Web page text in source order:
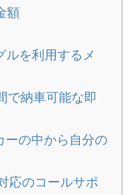
額
ルを利用するメ
で納車可能な即
ーの中から自分の
応のコールサポ